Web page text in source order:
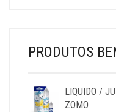
PRODUTOS
LIQUIDO /
ZOMO